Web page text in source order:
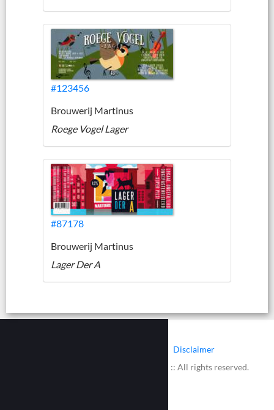
#123456
Brouwerij Martinus
Roege Vogel Lager
#87178
Brouwerij Martinus
Lager Der A
Disclaimer
© 2002 - 2026 :: www.bieretiketten.nl :: All rights reserved.